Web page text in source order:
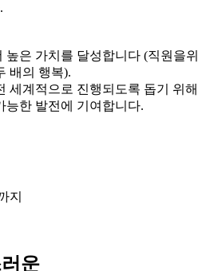
높은 가치를 달성합니다 (직원을위
배의 행복).
세계적으로 진행되도록 돕기 위해
능한 발전에 기여합니다.
지
운